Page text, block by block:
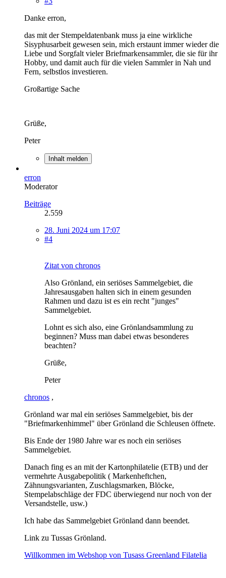
Danke erron,
das mit der Stempeldatenbank muss ja eine wirkliche
Sisyphusarbeit gewesen sein, mich erstaunt immer wieder die
Liebe und Sorgfalt vieler Briefmarkensammler, die sie für ihr
Hobby, und damit auch für die vielen Sammler in Nah und
Fern, selbstlos investieren.
Großartige Sache
Grüße,
Peter
Inhalt melden
erron
Moderator
Beiträge
2.559
28. Juni 2024 um 17:07
#4
Zitat von chronos
Also Grönland, ein seriöses Sammelgebiet, die
Jahresausgaben halten sich in einem gesunden
Rahmen und dazu ist es ein recht "junges"
Sammelgebiet.
Lohnt es sich also, eine Grönlandsammlung zu
beginnen? Muss man dabei etwas besonderes
beachten?
Grüße,
Peter
chronos ,
Grönland war mal ein seriöses Sammelgebiet, bis der
"Briefmarkenhimmel" über Grönland die Schleusen öffnete.
Bis Ende der 1980 Jahre war es noch ein seriöses
Sammelgebiet.
Danach fing es an mit der Kartonphilatelie (ETB) und der
vermehrte Ausgabepolitik ( Markenheftchen,
Zähnungsvarianten, Zuschlagsmarken, Blöcke,
Stempelabschläge der FDC überwiegend nur noch von der
Versandstelle, usw.)
Ich habe das Sammelgebiet Grönland dann beendet.
Link zu Tussas Grönland.
Willkommen im Webshop von Tusass Greenland Filatelia